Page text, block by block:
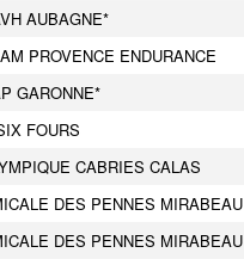
AUBAGNE*
PROVENCE ENDURANCE
GARONNE*
FOURS
CABRIES CALAS
DES PENNES MIRABEAU
DES PENNES MIRABEAU